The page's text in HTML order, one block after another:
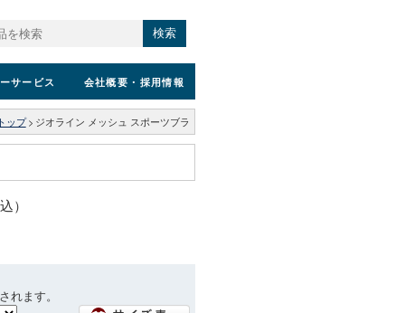
検索
サービス 会社概要 ・採用情報
ップ > ジオライン メッシュ スポーツブラ
）
れます。